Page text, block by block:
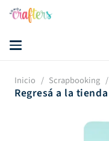
Inicio / Scrapbooking /
Regresá a la tienda